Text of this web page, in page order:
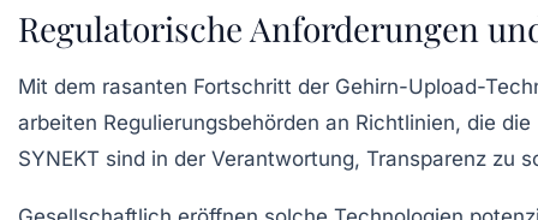
Regulatorische Anforderungen
Mit dem rasanten Fortschritt der Gehirn-Upload-
arbeiten Regulierungsbehörden an Richtlinien, die
SYNEKT sind in der Verantwortung, Transparenz zu